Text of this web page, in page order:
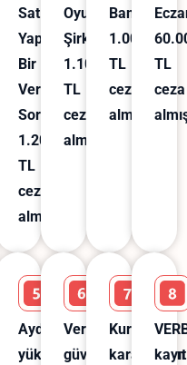
Satış
Yapan
Bir
Veri
Sorumlusu:
1.200.000
TL
ceza
almıştır.
Oyun
Şirketi:
1.100.000
TL
ceza
almıştır.
Banka:
1.000.000
TL
ceza
almıştır.
TL
ceza
Aydınlatma
yükümlülüğünün
Veri
güvenliğine
Kurul
kararlarının
kayıt